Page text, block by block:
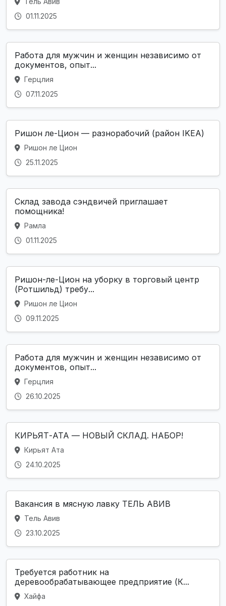
01.11.2025
Работа для мужчин и женщин независимо от
документов, опыт...
Герцлия
07.11.2025
Ришон ле-Цион — разнорабочий (район IKEA)
Ришон ле Цион
25.11.2025
Склад завода сэндвичей приглашает
помощника!
Рамла
01.11.2025
Ришон-ле-Цион на уборку в торговый центр
(Ротшильд) требу...
Ришон ле Цион
09.11.2025
Работа для мужчин и женщин независимо от
документов, опыт...
Герцлия
26.10.2025
КИРЬЯТ-АТА — НОВЫЙ СКЛАД. НАБОР!
Кирьят Ата
24.10.2025
Вакансия в мясную лавку ТЕЛЬ АВИВ
Тель Авив
23.10.2025
Требуется работник на
деревообрабатывающее предприятие (К...
Хайфа